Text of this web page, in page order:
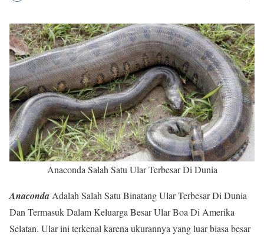
Anaconda Salah Satu Ular Terbesar Di Dunia
Anaconda Adalah Salah Satu Binatang Ular Terbesar Di Dunia
Dan Termasuk Dalam Keluarga Besar Ular Boa Di Amerika
Selatan. Ular ini terkenal karena ukurannya yang luar biasa besar